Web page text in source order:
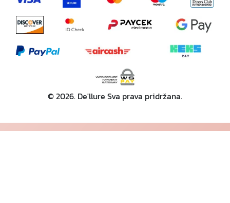
© 2026. De'llure Sva prava pridržana.